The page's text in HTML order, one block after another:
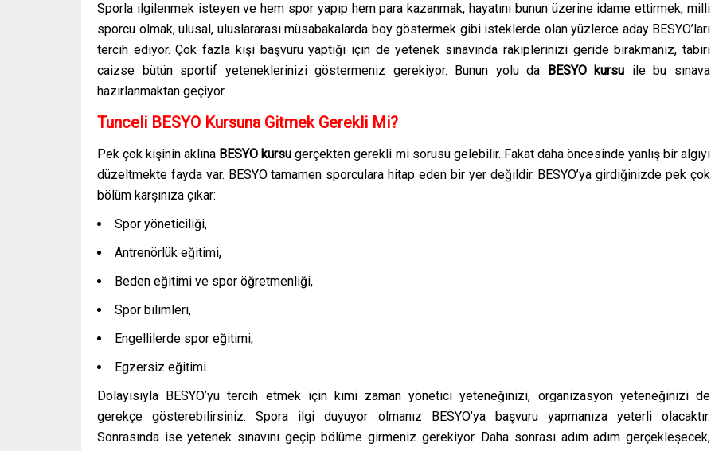
Sporla ilgilenmek isteyen ve hem spor yapıp hem para kazanmak, hayatını bunun üzerine idame ettirmek, milli
sporcu olmak, ulusal, uluslararası müsabakalarda boy göstermek gibi isteklerde olan yüzlerce aday BESYO’ları
tercih ediyor. Çok fazla kişi başvuru yaptığı için de yetenek sınavında rakiplerinizi geride bırakmanız, tabiri
caizse bütün sportif yeteneklerinizi göstermeniz gerekiyor. Bunun yolu da BESYO kursu ile bu sınava
hazırlanmaktan geçiyor.
Tunceli BESYO Kursuna Gitmek Gerekli Mi?
Pek çok kişinin aklına BESYO kursugerçekten gerekli mi sorusu gelebilir. Fakat daha öncesinde yanlış bir algıyı
düzeltmekte fayda var. BESYO tamamen sporculara hitap eden bir yer değildir. BESYO’ya girdiğinizde pek çok
bölüm karşınıza çıkar:
Spor yöneticiliği,
Antrenörlük eğitimi,
Beden eğitimi ve spor öğretmenliği,
Spor bilimleri,
Engellilerde spor eğitimi,
Egzersiz eğitimi.
Dolayısıyla BESYO’yu tercih etmek için kimi zaman yönetici yeteneğinizi, organizasyon yeteneğinizi de
gerekçe gösterebilirsiniz. Spora ilgi duyuyor olmanız BESYO’ya başvuru yapmanıza yeterli olacaktır.
Sonrasında ise yetenek sınavını geçip bölüme girmeniz gerekiyor. Daha sonrası adım adım gerçekleşecek,